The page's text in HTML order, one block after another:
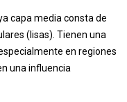
capa media consta de
(lisas). Tienen una
en regiones
una influencia